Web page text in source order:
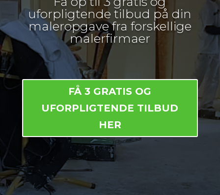
uforpligtende tilbud på din
maleropgave fra forskellige
malerfirmaer
FÅ 3 GRATIS OG
UFORPLIGTENDE TILBUD
HER